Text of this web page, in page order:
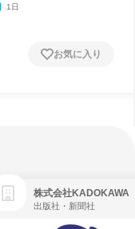
1日
お気に入り
株式会社KADOKAWA
出版社・新聞社